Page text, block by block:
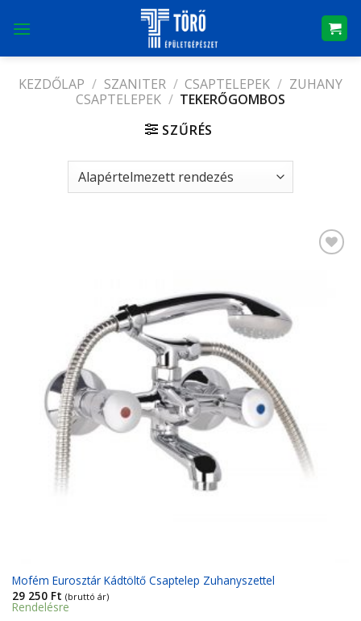
KEZDŐLAP / SZANITER / CSAPTELEPEK / ZUHANY
CSAPTELEPEK / TEKERŐGOMBOS
SZŰRÉS
Mofém Eurosztár Kádtöltő Csaptelep Zuhanyszettel
29 250 Ft (bruttó ár)
Rendelésre